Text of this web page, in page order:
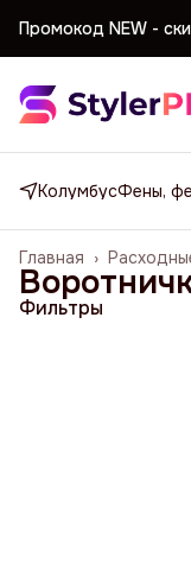
Промокод NEW -
Промокод NEW -
КолумбусФены,
Главная ›
Фильтры